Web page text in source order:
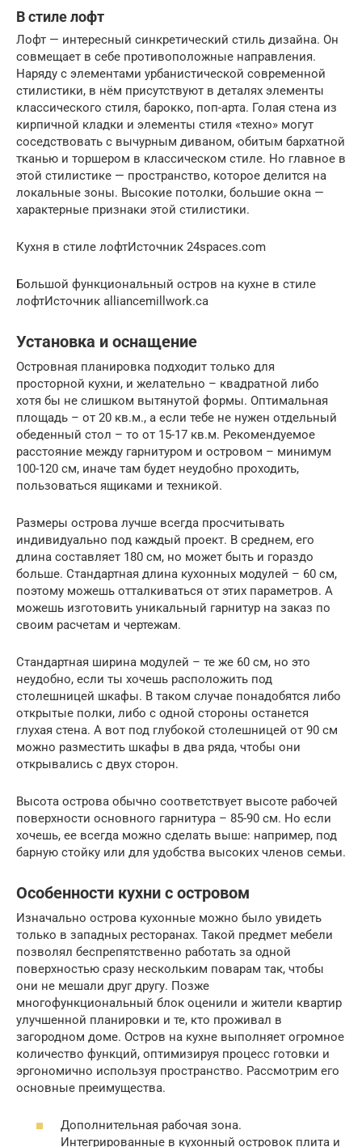
В стиле лофт
Лофт — интересный синкретический стиль дизайна. Он
совмещает в себе противоположные направления.
Наряду с элементами урбанистической современной
стилистики, в нём присутствуют в деталях элементы
классического стиля, барокко, поп-арта. Голая стена из
кирпичной кладки и элементы стиля «техно» могут
соседствовать с вычурным диваном, обитым бархатной
тканью и торшером в классическом стиле. Но главное в
этой стилистике — пространство, которое делится на
локальные зоны. Высокие потолки, большие окна —
характерные признаки этой стилистики.
Кухня в стиле лофтИсточник 24spaces.com
Большой функциональный остров на кухне в стиле
лофтИсточник alliancemillwork.ca
Установка и оснащение
Островная планировка подходит только для
просторной кухни, и желательно – квадратной либо
хотя бы не слишком вытянутой формы. Оптимальная
площадь – от 20 кв.м., а если тебе не нужен отдельный
обеденный стол – то от 15-17 кв.м. Рекомендуемое
расстояние между гарнитуром и островом – минимум
100-120 см, иначе там будет неудобно проходить,
пользоваться ящиками и техникой.
Размеры острова лучше всегда просчитывать
индивидуально под каждый проект. В среднем, его
длина составляет 180 см, но может быть и гораздо
больше. Стандартная длина кухонных модулей – 60 см,
поэтому можешь отталкиваться от этих параметров. А
можешь изготовить уникальный гарнитур на заказ по
своим расчетам и чертежам.
Стандартная ширина модулей – те же 60 см, но это
неудобно, если ты хочешь расположить под
столешницей шкафы. В таком случае понадобятся либо
открытые полки, либо с одной стороны останется
глухая стена. А вот под глубокой столешницей от 90 см
можно разместить шкафы в два ряда, чтобы они
открывались с двух сторон.
Высота острова обычно соответствует высоте рабочей
поверхности основного гарнитура – 85-90 см. Но если
хочешь, ее всегда можно сделать выше: например, под
барную стойку или для удобства высоких членов семьи.
Особенности кухни с островом
Изначально острова кухонные можно было увидеть
только в западных ресторанах. Такой предмет мебели
позволял беспрепятственно работать за одной
поверхностью сразу нескольким поварам так, чтобы
они не мешали друг другу. Позже
многофункциональный блок оценили и жители квартир
улучшенной планировки и те, кто проживал в
загородном доме. Остров на кухне выполняет огромное
количество функций, оптимизируя процесс готовки и
эргономично используя пространство. Рассмотрим его
основные преимущества.
Дополнительная рабочая зона.
Интегрированные в кухонный островок плита и